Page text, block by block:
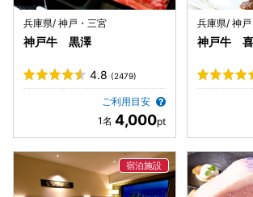
兵庫県/ 神戸・三宮
神戸牛 黒澤
4.8 (2479)
ご利用目安
4,000
兵庫県/ 神
神戸牛